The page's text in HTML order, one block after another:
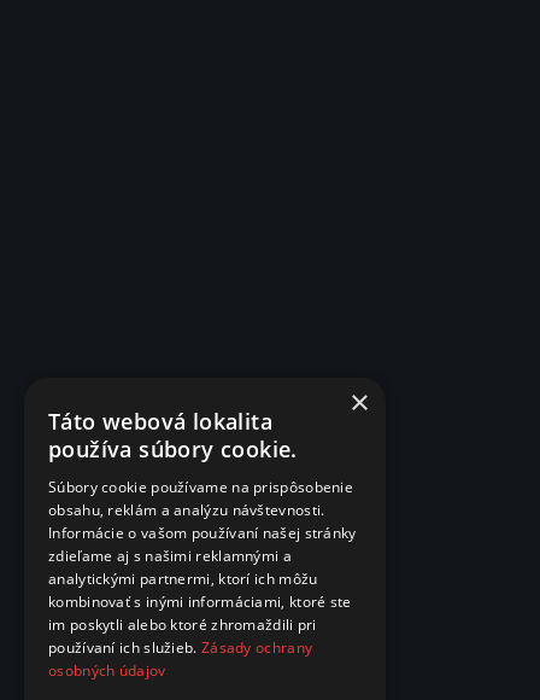
×
Táto webová lokalita
používa súbory cookie.
Súbory cookie používame na prispôsobenie
obsahu, reklám a analýzu návštevnosti.
Informácie o vašom používaní našej stránky
zdieľame aj s našimi reklamnými a
analytickými partnermi, ktorí ich môžu
kombinovať s inými informáciami, ktoré ste
im poskytli alebo ktoré zhromaždili pri
používaní ich služieb. Zásady ochrany
osobných údajov